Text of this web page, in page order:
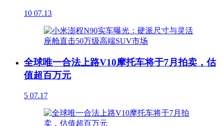
10 07.13
全球唯一合法上路V10摩托车将于7月拍卖，估
值超百万元
5 07.17